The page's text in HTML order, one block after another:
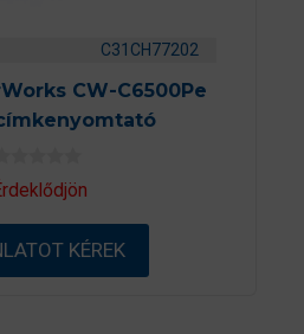
C31CH77202
CW-C6500Pe
KÉREK